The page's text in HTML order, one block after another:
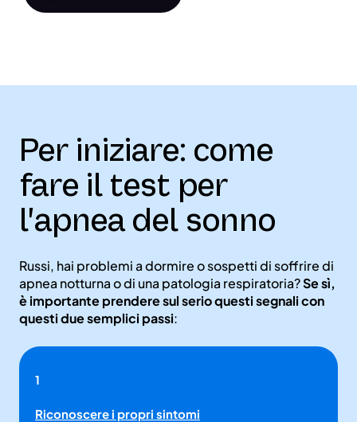
Per iniziare: come
fare il test per
l'apnea del sonno
Russi, hai problemi a dormire o sospetti di soffrire di
apnea notturna o di una patologia respiratoria?Se sì,
è importante prendere sul serio questi segnali con
questi due semplici passi:
1
Riconoscere i propri sintomi